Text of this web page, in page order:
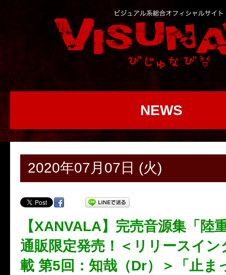
NEWS
2020年07月07日 (火)
【XANVALA】完売音源集「陸
通販限定発売！＜リリースイン
載 第5回：知哉（Dr）＞「止ま